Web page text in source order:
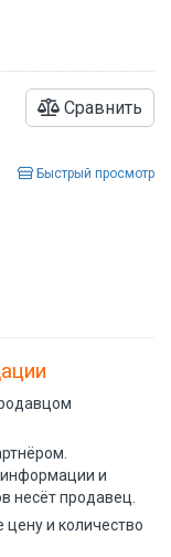
Сравнить
Быстрый просмотр
информации и
несёт продавец.
цену и количество